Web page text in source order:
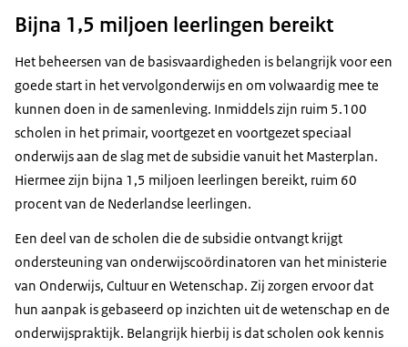
Bijna 1,5 miljoen leerlingen bereikt
Het beheersen van de basisvaardigheden is belangrijk voor een
goede start in het vervolgonderwijs en om volwaardig mee te
kunnen doen in de samenleving. Inmiddels zijn ruim 5.100
scholen in het primair, voortgezet en voortgezet speciaal
onderwijs aan de slag met de subsidie vanuit het Masterplan.
Hiermee zijn bijna 1,5 miljoen leerlingen bereikt, ruim 60
procent van de Nederlandse leerlingen.
Een deel van de scholen die de subsidie ontvangt krijgt
ondersteuning van onderwijscoördinatoren van het ministerie
van Onderwijs, Cultuur en Wetenschap. Zij zorgen ervoor dat
hun aanpak is gebaseerd op inzichten uit de wetenschap en de
onderwijspraktijk. Belangrijk hierbij is dat scholen ook kennis